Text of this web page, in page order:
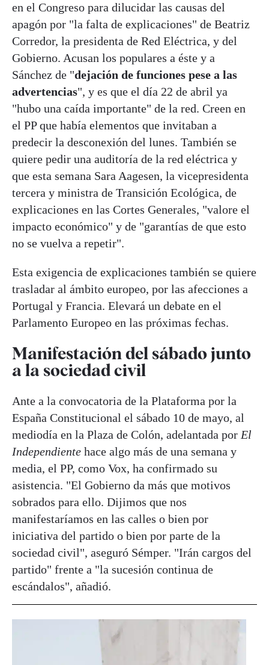
en el Congreso para dilucidar las causas del
apagón por "la falta de explicaciones" de Beatriz
Corredor, la presidenta de Red Eléctrica, y del
Gobierno. Acusan los populares a éste y a
Sánchez de "dejación de funciones pese a las
advertencias", y es que el día 22 de abril ya
"hubo una caída importante" de la red. Creen en
el PP que había elementos que invitaban a
predecir la desconexión del lunes. También se
quiere pedir una auditoría de la red eléctrica y
que esta semana Sara Aagesen, la vicepresidenta
tercera y ministra de Transición Ecológica, de
explicaciones en las Cortes Generales, "valore el
impacto económico" y de "garantías de que esto
no se vuelva a repetir".
Esta exigencia de explicaciones también se quiere
trasladar al ámbito europeo, por las afecciones a
Portugal y Francia. Elevará un debate en el
Parlamento Europeo en las próximas fechas.
Manifestación del sábado junto
a la sociedad civil
Ante a la convocatoria de la Plataforma por la
España Constitucional el sábado 10 de mayo, al
mediodía en la Plaza de Colón, adelantada por El
Independiente hace algo más de una semana y
media, el PP, como Vox, ha confirmado su
asistencia. "El Gobierno da más que motivos
sobrados para ello. Dijimos que nos
manifestaríamos en las calles o bien por
iniciativa del partido o bien por parte de la
sociedad civil", aseguró Sémper. "Irán cargos del
partido" frente a "la sucesión continua de
escándalos", añadió.